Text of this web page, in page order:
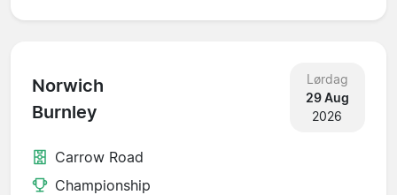
Norwich
Burnley
Lørdag
29 Aug
2026
Carrow Road
Championship